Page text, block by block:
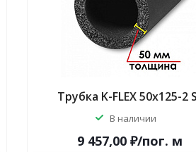
Трубка K-FLEX 50x125-2
В наличии
9 457,00 ₽/пог. м